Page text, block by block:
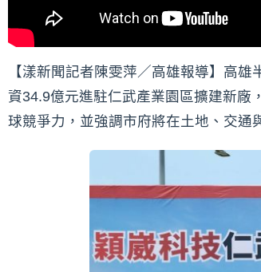
【漾新聞記者陳雯萍／高雄報導】高
資34.9億元進駐仁武產業園區擴建新廠
球競爭力，並強調市府將在土地、交通